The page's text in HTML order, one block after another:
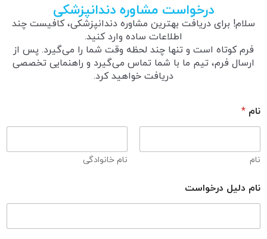
درخواست مشاوره دندانپزشکی
سلام! برای دریافت بهترین مشاوره دندانپزشکی، کافیست چند
اطلاعات ساده وارد کنید.
فرم کوتاه است و تنها چند لحظه وقت شما را می‌گیرد. پس از
ارسال فرم، تیم ما با شما تماس می‌گیرد و راهنمایی تخصصی
دریافت خواهید کرد.
نام *
نام نام خانوادگی
نام دلیل درخواست